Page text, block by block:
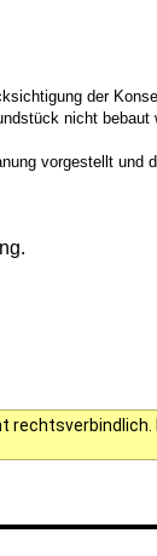
der
nicht bebaut
vorgestellt und